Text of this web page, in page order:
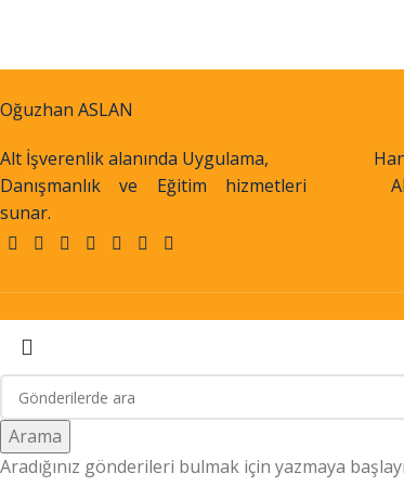
Oğuzhan ASLAN
Alt İşverenlik alanında Uygulama,
Danışmanlık ve Eğitim hizmetleri
sunar.
Arama
Aradığınız gönderileri bulmak için yazmaya